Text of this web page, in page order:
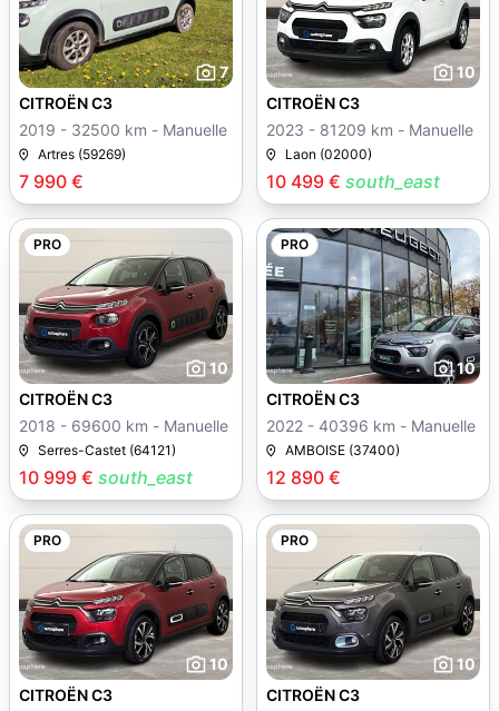
7
7 990 €
CITROËN C3
2019 - 32500 km - Manuelle
Artres (59269)
10
10 499 € south_east
CITROËN C3
2023 - 81209 km - Manuelle
Laon (02000)
PRO
10
10 999 € south_east
CITROËN C3
2018 - 69600 km - Manuelle
Serres-Castet (64121)
PRO
10
12 890 €
CITROËN C3
2022 - 40396 km - Manuelle
AMBOISE (37400)
PRO
10
CITROËN C3
PRO
10
CITROËN C3